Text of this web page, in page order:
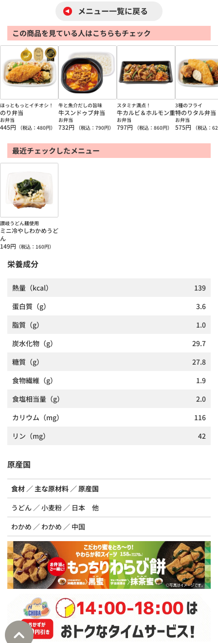
メニュー一覧に戻る
この商品を見ている人はこちらもチェック
ほっともっとイチオシ！
のり弁当
お弁当
445円 （税込： 480円）
牛と魚介だしの旨味
牛スンドゥブ弁当
お弁当
732円 （税込： 790円）
スタミナ満点！
牛カルビ＆ホルモン重
お弁当
797円 （税込： 860円）
3種のフライ
特のりタル弁当
お弁当
575円 （税込：
最近チェックしたメニュー
讃岐うどん麺使用
ミニ冷やしわかめうど
ん
149円 （税込： 160円）
栄養成分
熱量 （kcal）
139
蛋白質 （g）
3.6
脂質 （g）
1.0
炭水化物 （g）
29.7
糖質 （g）
27.8
食物繊維 （g）
1.9
食塩相当量 （g）
2.0
カリウム （mg）
116
リン （mg） 42
原産国
食材 主な原材料
原産国
うどん
小麦粉
日本 他
わかめ
わかめ 中国